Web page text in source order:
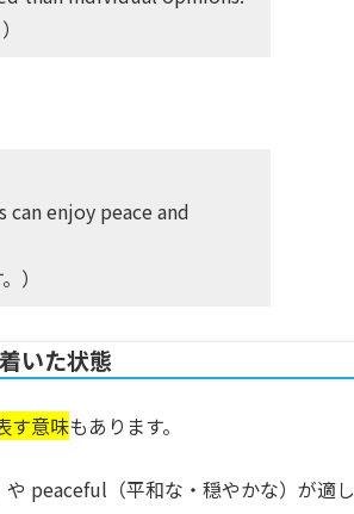
enjoy peace and
）
いた状態
す意味もあります。
peaceful（平和な・穏やかな）が適し